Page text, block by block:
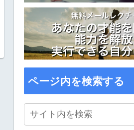
ページ内を検索する